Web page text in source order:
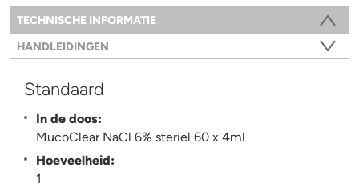
Information
TECHNISCHE INFORMATIE
HANDLEIDINGEN
Standaard
In de doos:
MucoClear NaCl 6% steriel 60 x 4ml
Hoeveelheid:
1